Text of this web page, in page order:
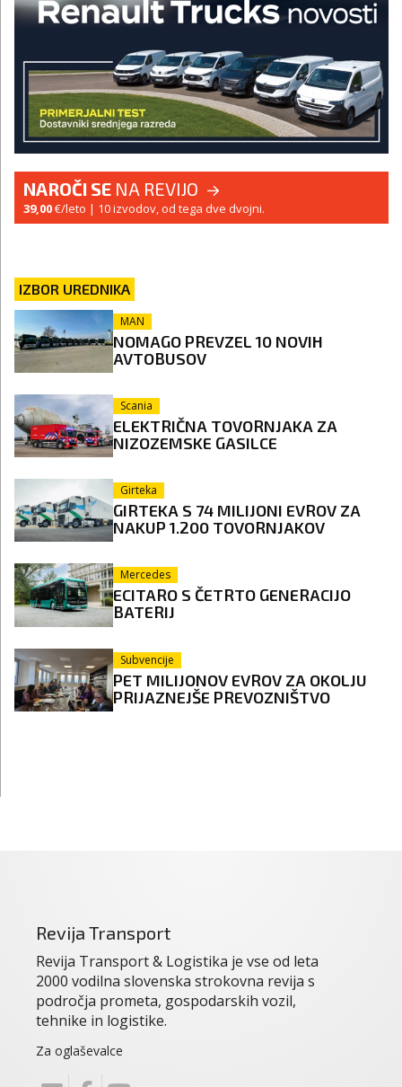
NAROČI SE NA REVIJO
39,00€/leto | 10 izvodov, od tega dve dvojni.
IZBOR UREDNIKA
MAN
NOMAGO PREVZEL 10 NOVIH
AVTOBUSOV
Scania
ELEKTRIČNA TOVORNJAKA ZA
NIZOZEMSKE GASILCE
Girteka
GIRTEKA S 74 MILIJONI EVROV ZA
NAKUP 1.200 TOVORNJAKOV
Mercedes
ECITARO S ČETRTO GENERACIJO
BATERIJ
Subvencije
PET MILIJONOV EVROV ZA OKOLJU
PRIJAZNEJŠE PREVOZNIŠTVO
Revija Transport
Revija Transport & Logistika je vse od leta
2000 vodilna slovenska strokovna revija s
področja prometa, gospodarskih vozil,
tehnike in logistike.
Za oglaševalce